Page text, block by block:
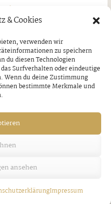
& Cookies
verwenden wir
zu speichern
du diesen Technologien
Surfverhalten oder eindeutige
Wenn du deine Zustimmung
bestimmte Merkmale und
ansehen
Impressum